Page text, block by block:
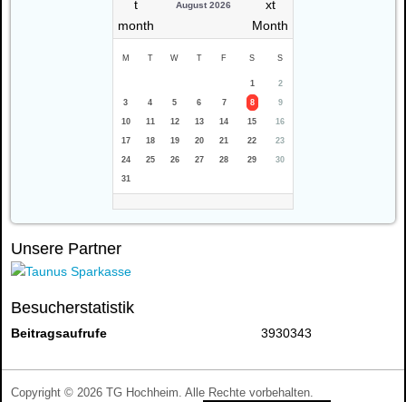
August 2026
M T W T F S S
1 2
3 4 5 6 7 8 9
10 11 12 13 14 15 16
17 18 19 20 21 22 23
24 25 26 27 28 29 30
31
Unsere Partner
Besucherstatistik
Beitragsaufrufe 3930343
Copyright © 2026 TG Hochheim. Alle Rechte vorbehalten.